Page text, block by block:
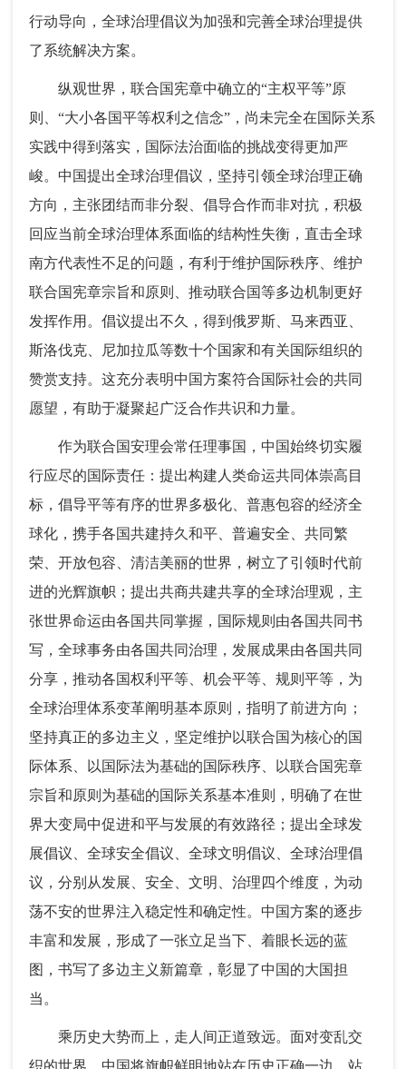
行动导向，全球治理倡议为加强和完善全球治理提供
了系统解决方案。
纵观世界，联合国宪章中确立的“主权平等”原
则、“大小各国平等权利之信念”，尚未完全在国际关系
实践中得到落实，国际法治面临的挑战变得更加严
峻。中国提出全球治理倡议，坚持引领全球治理正确
方向，主张团结而非分裂、倡导合作而非对抗，积极
回应当前全球治理体系面临的结构性失衡，直击全球
南方代表性不足的问题，有利于维护国际秩序、维护
联合国宪章宗旨和原则、推动联合国等多边机制更好
发挥作用。倡议提出不久，得到俄罗斯、马来西亚、
斯洛伐克、尼加拉瓜等数十个国家和有关国际组织的
赞赏支持。这充分表明中国方案符合国际社会的共同
愿望，有助于凝聚起广泛合作共识和力量。
作为联合国安理会常任理事国，中国始终切实履
行应尽的国际责任：提出构建人类命运共同体崇高目
标，倡导平等有序的世界多极化、普惠包容的经济全
球化，携手各国共建持久和平、普遍安全、共同繁
荣、开放包容、清洁美丽的世界，树立了引领时代前
进的光辉旗帜；提出共商共建共享的全球治理观，主
张世界命运由各国共同掌握，国际规则由各国共同书
写，全球事务由各国共同治理，发展成果由各国共同
分享，推动各国权利平等、机会平等、规则平等，为
全球治理体系变革阐明基本原则，指明了前进方向；
坚持真正的多边主义，坚定维护以联合国为核心的国
际体系、以国际法为基础的国际秩序、以联合国宪章
宗旨和原则为基础的国际关系基本准则，明确了在世
界大变局中促进和平与发展的有效路径；提出全球发
展倡议、全球安全倡议、全球文明倡议、全球治理倡
议，分别从发展、安全、文明、治理四个维度，为动
荡不安的世界注入稳定性和确定性。中国方案的逐步
丰富和发展，形成了一张立足当下、着眼长远的蓝
图，书写了多边主义新篇章，彰显了中国的大国担
当。
乘历史大势而上，走人间正道致远。面对变乱交
织的世界，中国将旗帜鲜明地站在历史正确一边，站